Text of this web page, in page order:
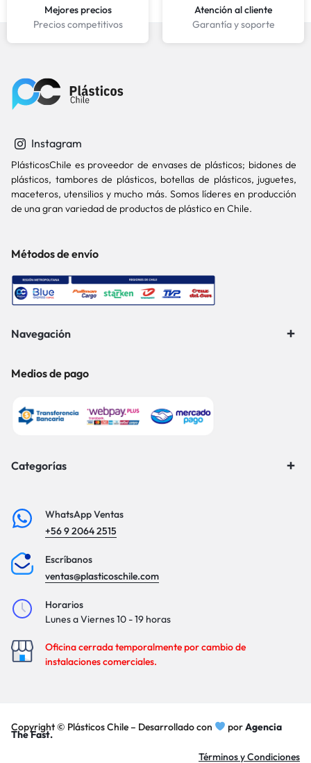
Mejores precios
Precios competitivos
Atención al cliente
Garantía y soporte
Instagram
PlásticosChile es proveedor de envases de plásticos; bidones de
plásticos, tambores de plásticos, botellas de plásticos, juguetes,
maceteros, utensilios y mucho más. Somos líderes en producción
de una gran variedad de productos de plástico en Chile.
Métodos de envío
Navegación
Medios de pago
Categorías
WhatsApp Ventas
+56 9 2064 2515
Escríbanos
ventas@plasticoschile.com
Horarios
Lunes a Viernes 10 - 19 horas
Oficina cerrada temporalmente por cambio de
instalaciones comerciales.
Copyright © Plásticos Chile – Desarrollado con porAgencia
The Fast.
Términos y Condiciones